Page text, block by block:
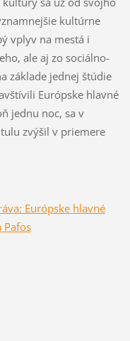
kultúrne
vplyv na mestá i
ale aj zo sociálno-
základe jednej štúdie
Európske hlavné
jednu noc, sa v
zvýšil v priemere
Európske hlavné
Pafos